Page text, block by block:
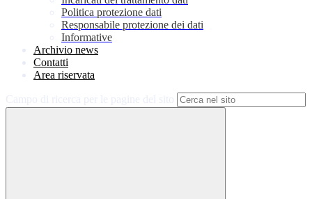
Politica protezione dati
Responsabile protezione dei dati
Informative
Archivio news
Contatti
Area riservata